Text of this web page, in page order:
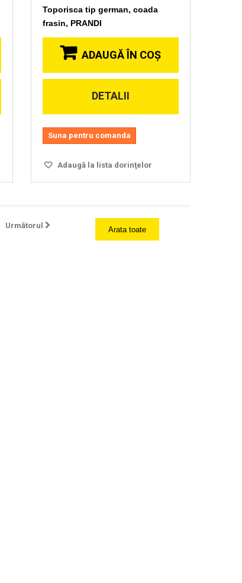
Toporisca tip german, coada
frasin, PRANDI
ADAUGĂ ÎN COŞ
DETALII
Suna pentru comanda
Adaugă la lista dorinţelor
Arata toate
Următorul